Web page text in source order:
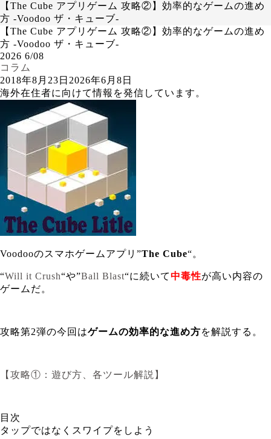
【The Cube アプリゲーム 攻略②】効率的なゲームの進め
方 -Voodoo ザ・キューブ-
【The Cube アプリゲーム 攻略②】効率的なゲームの進め
方 -Voodoo ザ・キューブ-
2026 6/08
コラム
2018年8月23日 2026年6月8日
海外在住者に向けて情報を発信しています。
Voodooのスマホゲームアプリ”The Cube“。
“Will it Crush“や”Ball Blast“に続いて中毒性が高い内容の
ゲームだ。
攻略第2弾の今回はゲームの効率的な進め方を解説する。
【攻略①：遊び方、各ツール解説】
目次
タップではなくスワイプをしよう